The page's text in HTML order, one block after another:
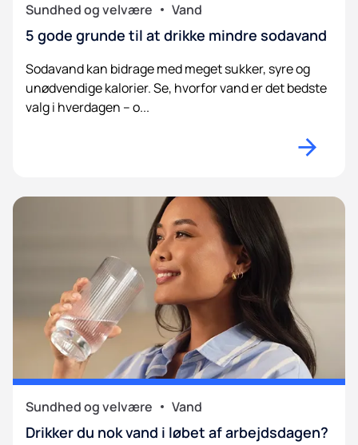
Sundhed og velvære Vand
5 gode grunde til at drikke mindre sodavand
Sodavand kan bidrage med meget sukker, syre og
unødvendige kalorier. Se, hvorfor vand er det bedste
valg i hverdagen – o...
Sundhed og velvære Vand
Drikker du nok vand i løbet af arbejdsdagen?